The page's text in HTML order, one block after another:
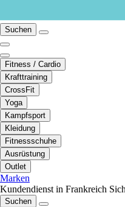
Suchen
Fitness / Cardio
Krafttraining
CrossFit
Yoga
Kampfsport
Kleidung
Fitnessschuhe
Ausrüstung
Outlet
Marken
Kundendienst in Frankreich
Suchen